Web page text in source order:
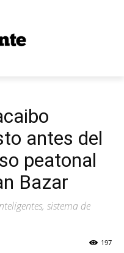
antes del
peatonal
Bazar
sistema de
197